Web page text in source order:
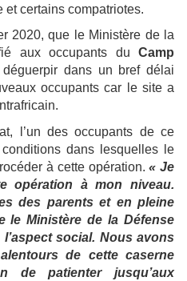
certains compatriotes.
2020, que le Ministère de la
aux occupants du Camp
dans un bref délai
occupants car le site a
l’un des occupants de ce
dans lesquelles le
à cette opération.« Je
opération à mon niveau.
des parents et en pleine
le Ministère de la Défense
social. Nous avons
de cette caserne
de patienter jusqu’aux